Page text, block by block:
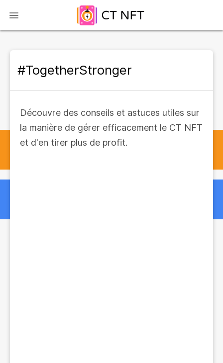
#TogetherStronger
Découvre des conseils et astuces utiles sur
la manière de gérer efficacement le CT NFT
et d'en tirer plus de profit.